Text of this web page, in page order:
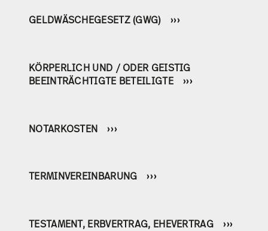
GELDWÄSCHEGESETZ (GWG)
KÖRPERLICH UND / ODER GEISTIG
BEEINTRÄCHTIGTE BETEILIGTE
NOTARKOSTEN
TERMINVEREINBARUNG
TESTAMENT, ERBVERTRAG, EHEVERTRAG